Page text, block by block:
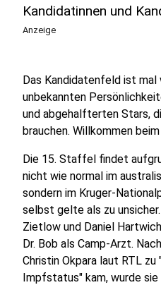
Kandidatinnen und
Anzeige
Das Kandidatenfeld ist mal
unbekannten
und abgehalfterten Stars,
brauchen. Willkommen
Die 15. Staffel findet
nicht wie normal im
sondern im Kruger-
selbst gelte als zu
Zietlow und Daniel
Dr. Bob als Camp-Arzt.
Christin Okpara laut RTL
Impfstatus" kam, wurde